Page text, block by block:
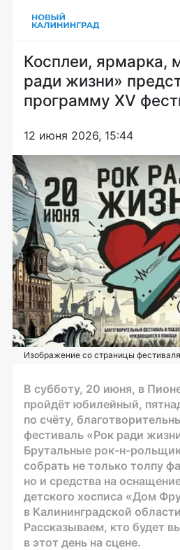
Косплеи, ярмарка,
ради жизни»
программу XV
12 июня 2026, 15:44
Изображение со страницы
В субботу, 20 июня, в
пройдёт юбилейный,
по счёту,
фестиваль «Рок ради
Брутальные рок-н-
собрать не только толпу
но и средства на
детского хосписа «Дом
в Калининградской
Рассказываем, кто будет
в этот день на сцене.